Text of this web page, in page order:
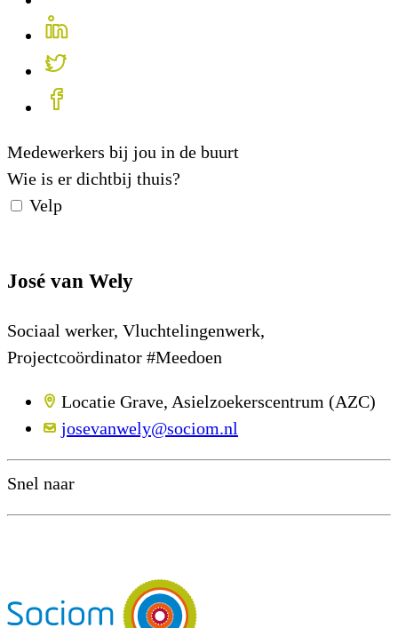
Medewerkers bij jou in de buurt
Wie is er dichtbij thuis?
Velp
José van Wely
Sociaal werker, Vluchtelingenwerk,
Projectcoördinator #Meedoen
Locatie Grave, Asielzoekerscentrum (AZC)
josevanwely@sociom.nl
Snel naar